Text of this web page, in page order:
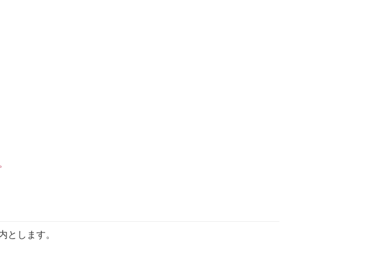
します。